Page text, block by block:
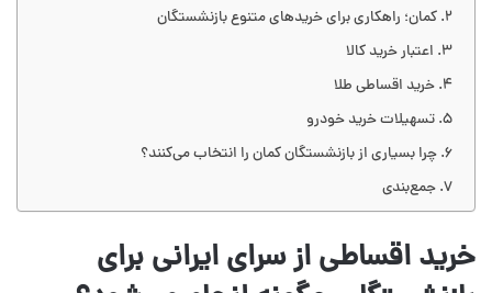
کمان؛ راهکاری برای خریدهای متنوع بازنشستگان
اعتبار خرید کالا
خرید اقساطی طلا
تسهیلات خرید خودرو
چرا بسیاری از بازنشستگان کمان را انتخاب می‌کنند؟
جمع‌بندی
خرید اقساطی از سرای ایرانی برای